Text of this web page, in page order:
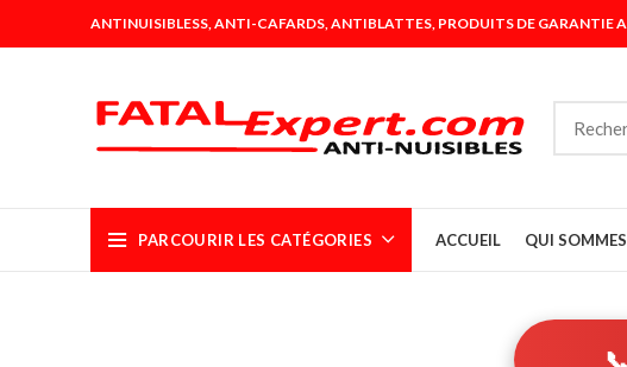
ANTINUISIBLESS, ANTI-CAFARDS, ANTIBLATTES, PRODUITS DE GARANTIE A
PARCOURIR LES CATÉGORIES ACCUEIL QUI
📞